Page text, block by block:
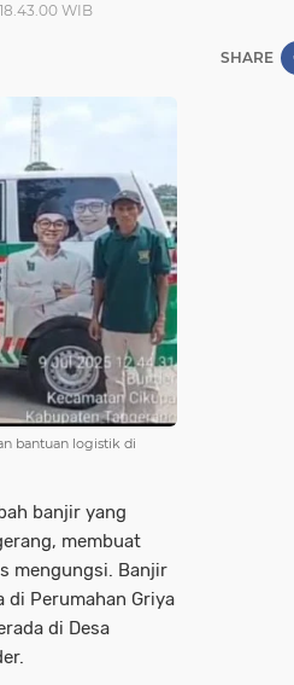
WIB
SHARE
bantuan logistik di
banjir yang
membuat
mengungsi. Banjir
Perumahan Griya
di Desa